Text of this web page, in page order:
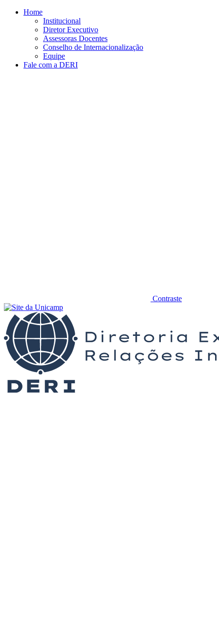
Conteúdo principal
Home
Institucional
Diretor Executivo
Assessoras Docentes
Conselho de Internacionalização
Equipe
Fale com a DERI
Contraste